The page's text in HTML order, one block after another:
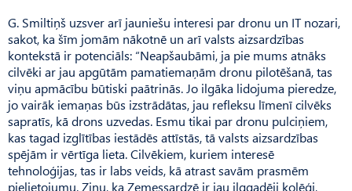
G. Smiltiņš uzsver arī jauniešu interesi par dronu un IT nozari,
sakot, ka šīm jomām nākotnē un arī valsts aizsardzības
kontekstā ir potenciāls: “Neapšaubāmi, ja pie mums atnāks
cilvēki ar jau apgūtām pamatiemaņām dronu pilotēšanā, tas
viņu apmācību būtiski paātrinās. Jo ilgāka lidojuma pieredze,
jo vairāk iemaņas būs izstrādātas, jau refleksu līmenī cilvēks
sapratīs, kā drons uzvedas. Esmu tikai par dronu pulciņiem,
kas tagad izglītības iestādēs attīstās, tā valsts aizsardzības
spējām ir vērtīga lieta. Cilvēkiem, kuriem interesē
tehnoloģijas, tas ir labs veids, kā atrast savām prasmēm
pielietojumu. Zinu, ka Zemessardzē ir jau ilggadēji kolēģi,